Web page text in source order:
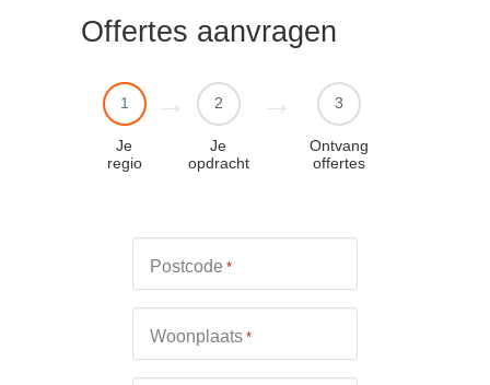
Offertes aanvragen
1
Je
regio
2
Je
opdracht
3
Ontvang
offertes
Postcode *
Woonplaats *